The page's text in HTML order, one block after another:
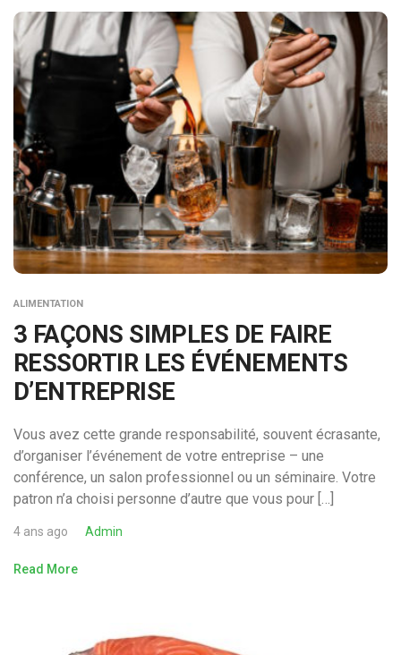
ALIMENTATION
3 FAÇONS SIMPLES DE FAIRE
RESSORTIR LES ÉVÉNEMENTS
D’ENTREPRISE
Vous avez cette grande responsabilité, souvent écrasante,
d’organiser l’événement de votre entreprise – une
conférence, un salon professionnel ou un séminaire. Votre
patron n’a choisi personne d’autre que vous pour […]
4 ans ago Admin
Read More